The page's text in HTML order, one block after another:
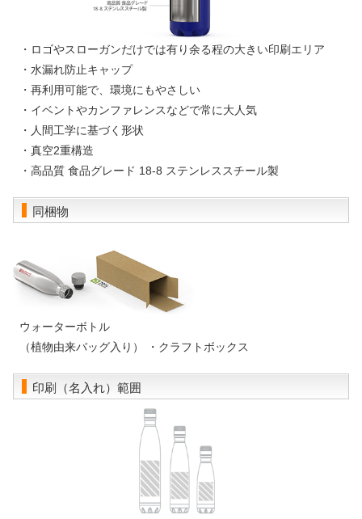
・ロゴやスローガンだけでは有り余る程の大きい印刷エリア
・水漏れ防止キャップ
・再利用可能で、環境にもやさしい
・イベントやカンファレンスなどで常に大人気
・人間工学に基づく形状
・真空2重構造
・高品質 食品グレード 18-8 ステンレススチール製
同梱物
ウォーターボトル
（植物由来バッグ入り） ・クラフトボックス
印刷（名入れ）範囲